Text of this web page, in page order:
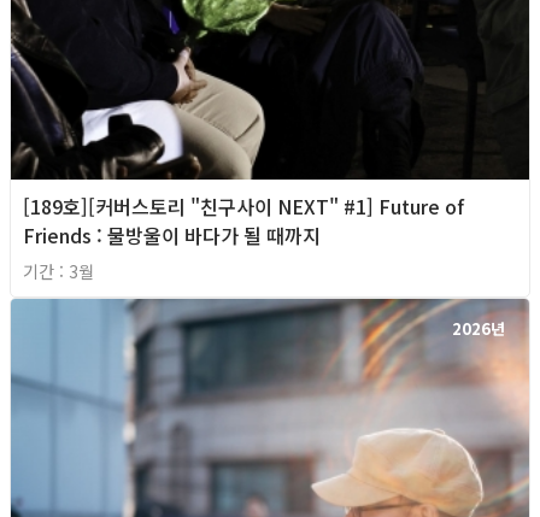
[189호][커버스토리 "친구사이 NEXT" #1] Future of
Friends : 물방울이 바다가 될 때까지
기간 : 3월
2026년